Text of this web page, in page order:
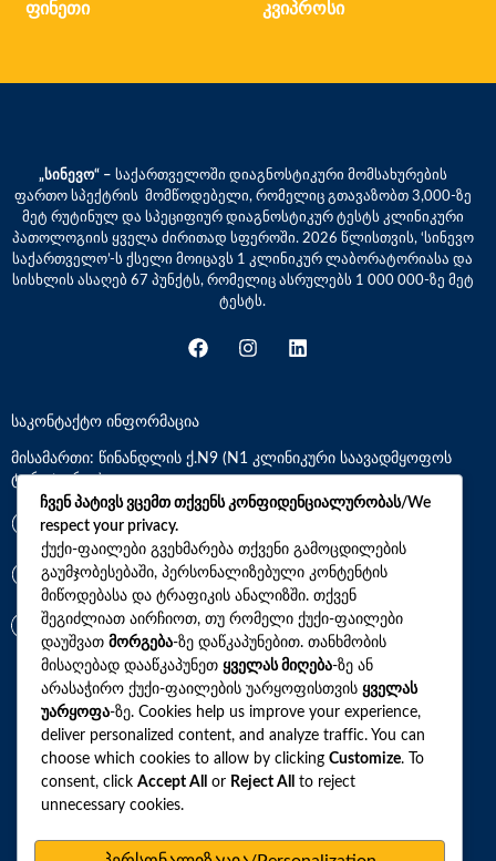
ფინეთი კვიპროსი
„სინევო“ – საქართველოში დიაგნოსტიკური მომსახურების
ფართო სპექტრის მომწოდებელი, რომელიც გთავაზობთ 3,000-ზე
მეტ რუტინულ და სპეციფიურ დიაგნოსტიკურ ტესტს კლინიკური
პათოლოგიის ყველა ძირითად სფეროში. 2026 წლისთვის, ‘სინევო
საქართველო’-ს ქსელი მოიცავს 1 კლინიკურ ლაბორატორიასა და
სისხლის ასაღებ 67 პუნქტს, რომელიც ასრულებს 1 000 000-ზე მეტ
ტესტს.
საკონტაქტო ინფორმაცია
მისამართი: წინანდლის ქ.N9 (N1 კლინიკური საავადმყოფოს
ტერიტორია)
*7770
+(995)32 2 800 111
info@synevo.ge
2021 – 2026 © სინევო. ყველა უფლება დაცულია
ყველა ანალიზი
როგორ მოვემზადოთ ტესტების ჩასაბარებლად
ჩვენ პატივს ვცემთ თქვენს კონფიდენციალურობას/We
respect your privacy.
ქუქი-ფაილები გვეხმარება თქვენი გამოცდილების
გაუმჯობესებაში, პერსონალიზებული კონტენტის
მიწოდებასა და ტრაფიკის ანალიზში. თქვენ
შეგიძლიათ აირჩიოთ, თუ რომელი ქუქი-ფაილები
დაუშვათ მორგება-ზე დაწკაპუნებით. თანხმობის
მისაღებად დააწკაპუნეთ ყველას მიღება-ზე ან
არასაჭირო ქუქი-ფაილების უარყოფისთვის ყველას
უარყოფა-ზე. Cookies help us improve your experience,
deliver personalized content, and analyze traffic. You can
choose which cookies to allow by clicking Customize. To
consent, click Accept All or Reject All
to reject
unnecessary cookies.